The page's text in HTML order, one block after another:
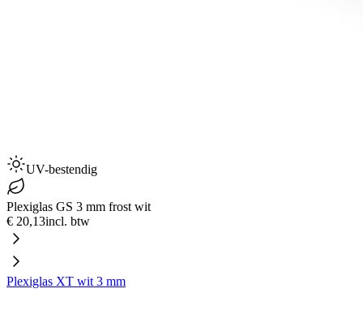
UV-bestendig
Plexiglas GS 3 mm frost wit
€ 20,13incl. btw
Plexiglas XT wit 3 mm